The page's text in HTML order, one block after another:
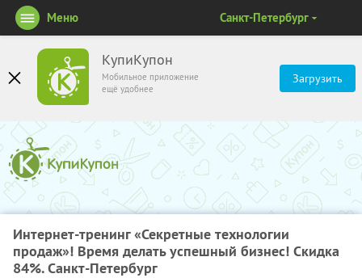
КупиКупон
Мобильное приложение
ещё удобнее
Загрузить
Меню Санкт-Петербург
Интернет-тренинг «Секретные технологии
продаж»! Время делать успешный бизнес! Скидка
84%. Санкт-Петербург